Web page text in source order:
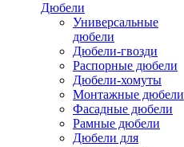
Дюбели
Универсальные
дюбели
Дюбели-гвозди
Распорные дюбели
Дюбели-хомуты
Монтажные дюбели
Фасадные дюбели
Рамные дюбели
Дюбели для